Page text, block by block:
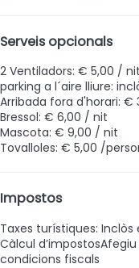
Serveis opcionals
2 Ventiladors: € 5,00 / nit
parking a l´aire lliure:
Arribada fora d'horari: €
Bressol: € 6,00 / nit
Mascota: € 9,00 / nit
Tovalloles: € 5,00 /
Impostos
Taxes turístiques:
Càlcul d’impostosAfegiu
condicions fiscals